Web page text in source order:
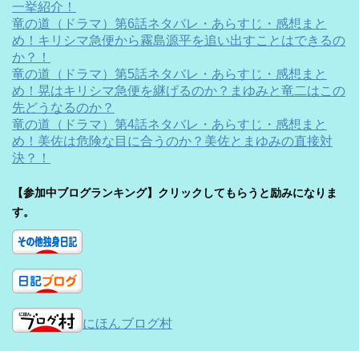
一挙紹介！
竜の道（ドラマ）第6話ネタバレ・あらすじ・感想まと
め！キリシマ急便から霧島源平を追い出すことはできるの
か？！
竜の道（ドラマ）第5話ネタバレ・あらすじ・感想まと
め！晃はキリシマ急便を継げるのか？まゆみと竜二はこの
先どうなるのか？
竜の道（ドラマ）第4話ネタバレ・あらすじ・感想まと
め！美佐は危険な目に合うのか？美佐とまゆみの直接対
決？！
【参加中ブログランキング】クリックしてもらうと励みになりま
す。
にほんブログ村